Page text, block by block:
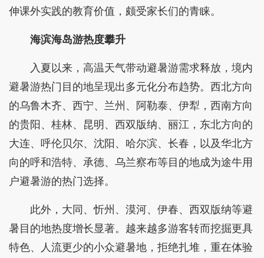
伸课外实践的教育价值，颇受家长们的青睐。
海滨海岛游热度攀升
入夏以来，高温天气带动避暑游需求释放，境内
避暑游热门目的地呈现出多元化分布趋势。西北方向
的乌鲁木齐、西宁、兰州、阿勒泰、伊犁，西南方向
的贵阳、桂林、昆明、西双版纳、丽江，东北方向的
大连、呼伦贝尔、沈阳、哈尔滨、长春，以及华北方
向的呼和浩特、承德、乌兰察布等目的地成为途牛用
户避暑游的热门选择。
此外，大同、忻州、漠河、伊春、西双版纳等避
暑目的地热度增长显著。越来越多游客转而挖掘更具
特色、人流更少的小众避暑地，拒绝扎堆，重在体验